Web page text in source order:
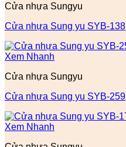
Cửa nhựa Sungyu
Cửa nhựa Sung yu SYB-138
Xem Nhanh
Cửa nhựa Sungyu
Cửa nhựa Sung yu SYB-259
Xem Nhanh